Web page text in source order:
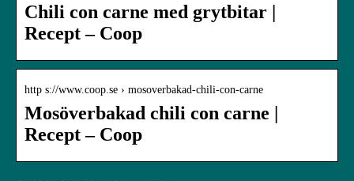
Chili con carne med grytbitar |
Recept – Coop
http s://www.coop.se › mosoverbakad-chili-con-carne
Mosöverbakad chili con carne |
Recept – Coop